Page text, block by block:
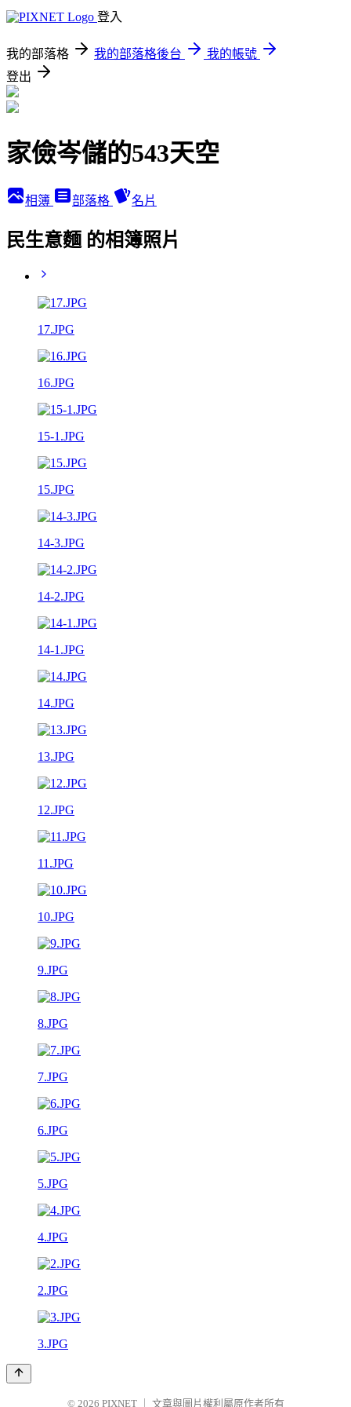
登入
我的部落格 我的部落格後台
我的帳號
登出
家儉岑儲的543天空
相簿 部落格 名片
民生意麵 的相簿照片
17.JPG
16.JPG
15-1.JPG
15.JPG
14-3.JPG
14-2.JPG
14-1.JPG
14.JPG
13.JPG
12.JPG
11.JPG
10.JPG
9.JPG
8.JPG
7.JPG
6.JPG
5.JPG
4.JPG
2.JPG
3.JPG
© 2026 PIXNET 文章與圖片權利屬原作者所有